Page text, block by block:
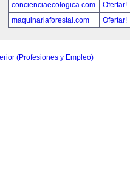
concienciaecologica.com
Ofertar!
maquinariaforestal.com
Ofertar!
(Profesiones y Empleo)